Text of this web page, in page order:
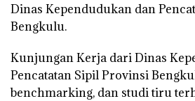
Dinas Kependudukan dan
Bengkulu.
Kunjungan Kerja dari Dinas
Pencatatan Sipil Provinsi
benchmarking, dan studi tiru